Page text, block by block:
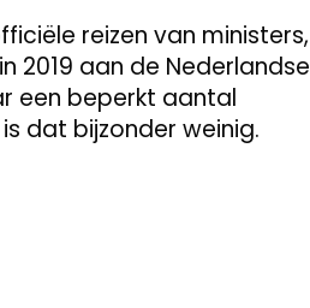
reizen van ministers,
2019 aan de Nederlandse
een beperkt aantal
dat bijzonder weinig.